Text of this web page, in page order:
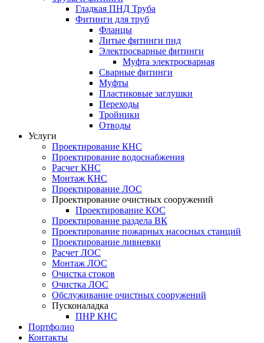
Гладкая ПНД Труба
Фитинги для труб
Фланцы
Литые фитинги пнд
Электросварные фитинги
Муфта электросварная
Сварные фитинги
Муфты
Пластиковые заглушки
Переходы
Тройники
Отводы
Услуги
Проектирование КНС
Проектирование водоснабжения
Расчет КНС
Монтаж КНС
Проектирование ЛОС
Проектирование очистных сооружений
Проектирование КОС
Проектирование раздела ВК
Проектирование пожарных насосных станций
Проектирование ливневки
Расчет ЛОС
Монтаж ЛОС
Очистка стоков
Очистка ЛОС
Обслуживание очистных сооружений
Пусконаладка
ПНР КНС
Портфолио
Контакты